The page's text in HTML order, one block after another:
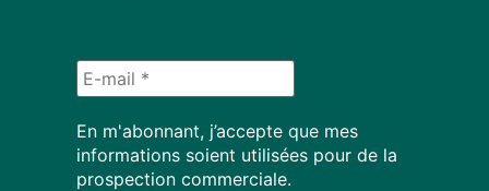
En m'abonnant, j’accepte que mes
informations soient utilisées pour de la
prospection commerciale.